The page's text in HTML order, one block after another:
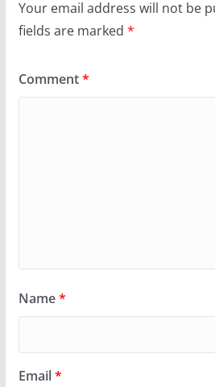
Your email address will not be
fields are marked *
Comment*
Name*
Email*